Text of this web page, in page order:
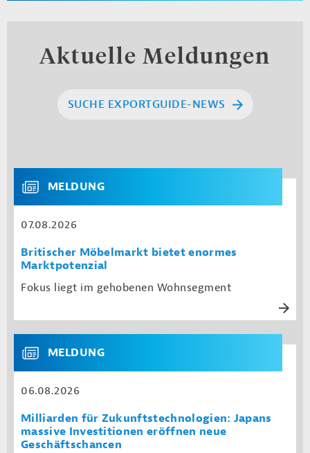
Aktuelle Meldungen
SUCHE EXPORTGUIDE-NEWS
MELDUNG
07.08.2026
Britischer Möbelmarkt bietet enormes
Marktpotenzial
Fokus liegt im gehobenen Wohnsegment
MELDUNG
06.08.2026
Milliarden für Zukunftstechnologien: Japans
massive Investitionen eröffnen neue
Geschäftschancen